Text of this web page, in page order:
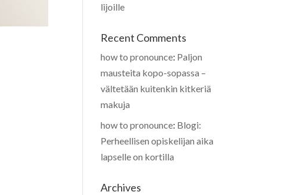
lijoille
Recent Comments
how to pronounce: Paljon
mausteita kopo-sopassa –
vältetään kuitenkin kitkeriä
makuja
how to pronounce: Blogi:
Perheellisen opiskelijan aika
lapselle on kortilla
Archives